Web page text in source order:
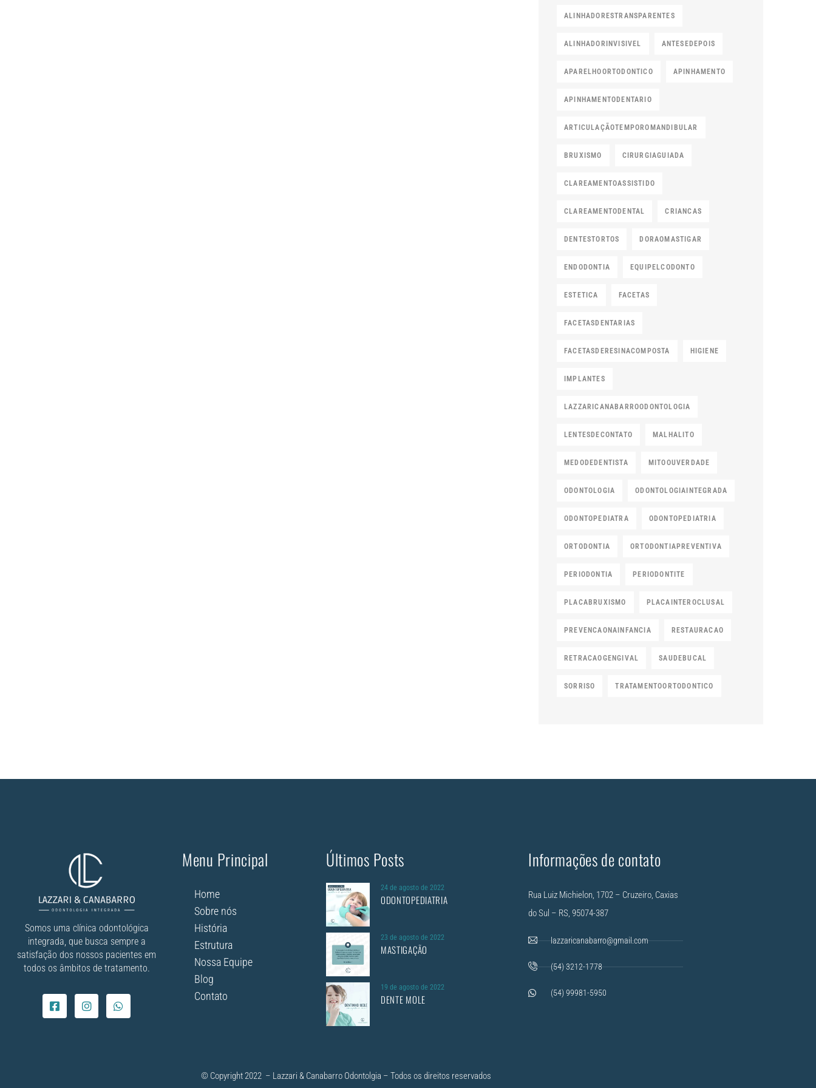
ALINHADORESTRANSPARENTES
ALINHADORINVISIVEL ANTESEDEPOIS
APARELHOORTODONTICO APINHAMENTO
APINHAMENTODENTARIO
ARTICULAÇÃOTEMPOROMANDIBULAR
BRUXISMO CIRURGIAGUIADA
CLAREAMENTOASSISTIDO
CLAREAMENTODENTAL CRIANCAS
DENTESTORTOS DORAOMASTIGAR
ENDODONTIA EQUIPELCODONTO
ESTETICA FACETAS
FACETASDENTARIAS
FACETASDERESINACOMPOSTA HIGIENE
IMPLANTES
LAZZARICANABARROODONTOLOGIA
LENTESDECONTATO MALHALITO
MEDODEDENTISTA MITOOUVERDADE
ODONTOLOGIA ODONTOLOGIAINTEGRADA
ODONTOPEDIATRA ODONTOPEDIATRIA
ORTODONTIA ORTODONTIAPREVENTIVA
PERIODONTIA PERIODONTITE
PLACABRUXISMO PLACAINTEROCLUSAL
PREVENCAONAINFANCIA RESTAURACAO
RETRACAOGENGIVAL SAUDEBUCAL
SORRISO TRATAMENTOORTODONTICO
Somos uma clínica odontológica
integrada, que busca sempre a
satisfação dos nossos pacientes em
todos os âmbitos de tratamento.
Menu Principal
Home
Sobre nós
História
Estrutura
Nossa Equipe
Blog
Contato
Últimos Posts
24 de agosto de 2022
ODONTOPEDIATRIA
23 de agosto de 2022
MASTIGAÇÃO
19 de agosto de 2022
DENTE MOLE
Informações de contato
Rua Luiz Michielon, 1702 – Cruzeiro, Caxias
do Sul – RS, 95074-387
lazzaricanabarro@gmail.com
(54) 3212-1778
(54) 99981-5950
© Copyright 2022 – Lazzari & Canabarro Odontolgia – Todos os direitos reservados